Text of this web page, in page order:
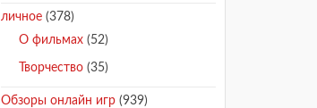
личное(378)
О фильмах(52)
Творчество(35)
Обзоры онлайн игр(939)